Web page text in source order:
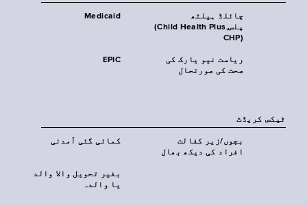
Medicaid
چائلڈ ہیلتھ
پلس‎(Child Health Plus,
CHP)‎
EPIC
ریاست نیو یارک کی
صحت کی صورتحال
ٹیکس کریڈٹ
کمائی گئی آمدنی
بچوں/زیر کفالت
افراد کی دیکھ بھال
بغیر تحویل والا والد
یا والدہ